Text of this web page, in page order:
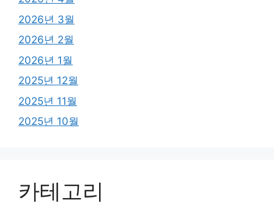
2026년 3월
2026년 2월
2026년 1월
2025년 12월
2025년 11월
2025년 10월
카테고리